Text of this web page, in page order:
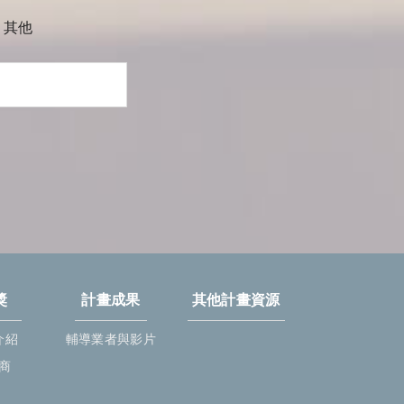
其他
紹
計畫成果
輔導業者與影片
其他計畫資源